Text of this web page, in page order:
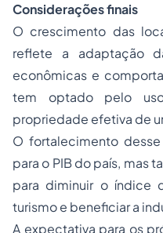
Considerações finais
O crescimento das
reflete a adaptação
econômicas e
tem optado pelo
propriedade efetiva de
O fortalecimento
para o PIB do país, mas
para diminuir o índice
turismo e beneficiar a
A expectativa para os